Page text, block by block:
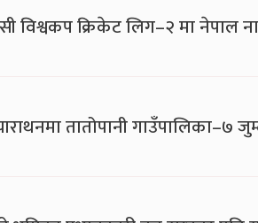
विश्वकप क्रिकेट लिग–२ मा नेपाल
तातोपानी गाउँपालिका–७